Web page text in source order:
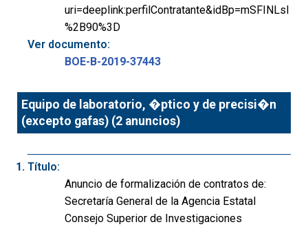
uri=deeplink:perfilContratante&idBp=mSFINLsI
%2B90%3D
Ver documento:
BOE-B-2019-37443
Equipo de laboratorio, �ptico y de precisi�n
(excepto gafas) (2 anuncios)
Título:
Anuncio de formalización de contratos de:
Secretaría General de la Agencia Estatal
Consejo Superior de Investigaciones